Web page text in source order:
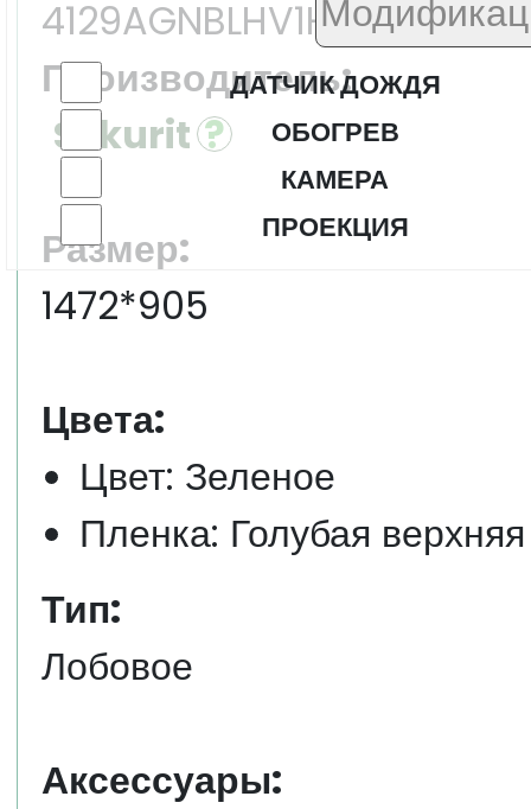
ДАТЧИК ДОЖДЯ
ОБОГРЕВ
КАМЕРА
ПРОЕКЦИЯ
4129AGNBLHV1H
Производитель:
Sekurit
Размер:
1472*905
Цвета:
Цвет: Зеленое
Пленка: Голубая
Тип:
Лобовое
Аксессуары: